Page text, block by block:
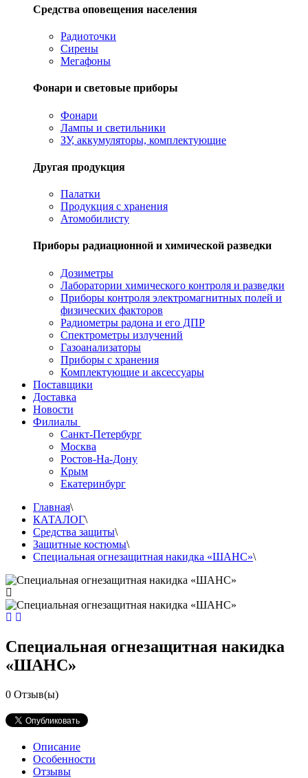
Средства оповещения населения
Радиоточки
Сирены
Мегафоны
Фонари и световые приборы
Фонари
Лампы и светильники
ЗУ, аккумуляторы, комплектующие
Другая продукция
Палатки
Продукция с хранения
Атомобилисту
Приборы радиационной и химической разведки
Дозиметры
Лаборатории химического контроля и разведки
Приборы контроля электромагнитных полей и
физических факторов
Радиометры радона и его ДПР
Спектрометры излучений
Газоанализаторы
Приборы с хранения
Комплектующие и аксессуары
Поставщики
Доставка
Новости
Филиалы
Санкт-Петербург
Москва
Ростов-На-Дону
Крым
Екатеринбург
Главная\
КАТАЛОГ\
Средства защиты\
Защитные костюмы\
Специальная огнезащитная накидка «ШАНС»\
Специальная огнезащитная накидка
«ШАНС»
0 Отзыв(ы)
Описание
Особенности
Отзывы